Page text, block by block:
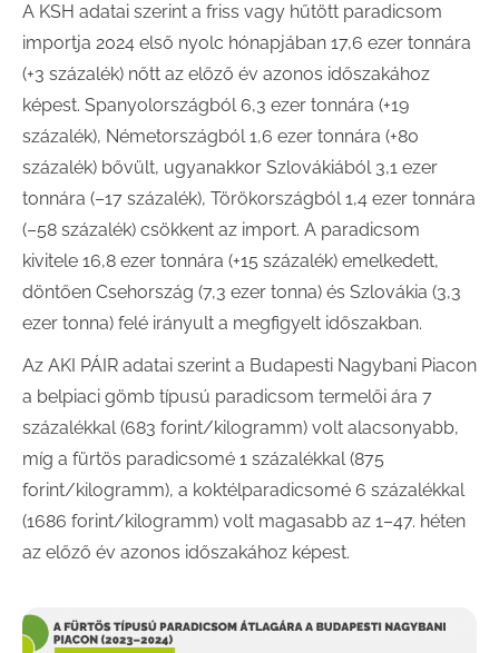
A KSH adatai szerint a friss vagy hűtött paradicsom
importja 2024 első nyolc hónapjában 17,6 ezer tonnára
(+3 százalék) nőtt az előző év azonos időszakához
képest. Spanyolországból 6,3 ezer tonnára (+19
százalék), Németországból 1,6 ezer tonnára (+80
százalék) bővült, ugyanakkor Szlovákiából 3,1 ezer
tonnára (–17 százalék), Törökországból 1,4 ezer tonnára
(–58 százalék) csökkent az import. A paradicsom
kivitele 16,8 ezer tonnára (+15 százalék) emelkedett,
döntően Csehország (7,3 ezer tonna) és Szlovákia (3,3
ezer tonna) felé irányult a megfigyelt időszakban.
Az AKI PÁIR adatai szerint a Budapesti Nagybani Piacon
a belpiaci gömb típusú paradicsom termelői ára 7
százalékkal (683 forint/kilogramm) volt alacsonyabb,
míg a fürtös paradicsomé 1 százalékkal (875
forint/kilogramm), a koktélparadicsomé 6 százalékkal
(1686 forint/kilogramm) volt magasabb az 1–47. héten
az előző év azonos időszakához képest.